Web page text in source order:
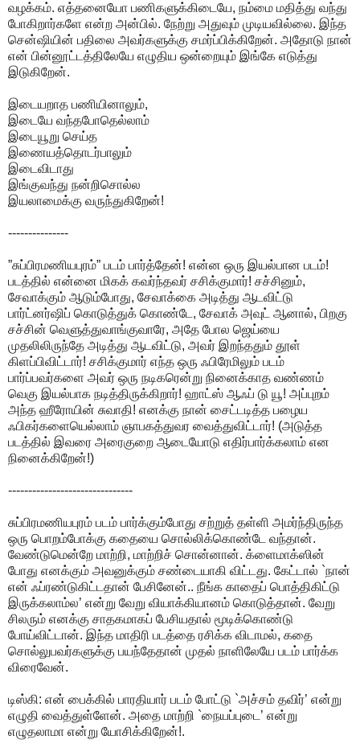
வழக்கம். எத்தனையோ பணிகளுக்கிடையே, நம்மை மதித்து வந்து
போகிறார்களே என்ற அன்பில். நேற்று அதுவும் முடியவில்லை. இந்த
சென்ஷியின் பதிலை அவர்களுக்கு சமர்ப்பிக்கிறேன். அதோடு நான்
என் பின்னூட்டத்திலேயே எழுதிய ஒன்றையும் இங்கே எடுத்து
இடுகிறேன்.
இடையறாத பணியினாலும்,
இடையே வந்தபோதெல்லாம்
இடையூறு செய்த
இணையத்தொடர்பாலும்
இடைவிடாது
இங்குவந்து நன்றிசொல்ல
இயலாமைக்கு வருந்துகிறேன்!
---------------
”சுப்பிரமணியபுரம்” படம் பார்த்தேன்! என்ன ஒரு இயல்பான படம்!
படத்தில் என்னை மிகக் கவர்ந்தவர் சசிக்குமார்! சச்சினும்,
சேவாக்கும் ஆடும்போது, சேவாக்கை அடித்து ஆடவிட்டு
பார்ட்னர்ஷிப் கொடுத்துக் கொண்டே, சேவாக் அவுட் ஆனால், பிறகு
சச்சின் வெளுத்துவாங்குவாரே, அதே போல ஜெய்யை
முதலிலிருந்தே அடித்து ஆடவிட்டு, அவர் இறந்ததும் தூள்
கிளப்பிவிட்டார்! சசிக்குமார் எந்த ஒரு ஃபிரேமிலும் படம்
பார்ப்பவர்களை அவர் ஒரு நடிகரென்று நினைக்காத வண்ணம்
வெகு இயல்பாக நடித்திருக்கிறார்! ஹாட்ஸ் ஆஃப் டு யூ! அப்புறம்
அந்த ஹீரோயின் சுவாதி! எனக்கு நான் சைட்டடித்த பழைய
ஃபிகர்களையெல்லாம் ஞாபகத்துவர வைத்துவிட்டார்! (அடுத்த
படத்தில் இவரை அரைகுறை ஆடையோடு எதிர்பார்க்கலாம் என
நினைக்கிறேன்!)
-------------------------------
சுப்பிரமணியபுரம் படம் பார்க்கும்போது சற்றுத் தள்ளி அமர்ந்திருந்த
ஒரு பொறம்போக்கு கதையை சொல்லிக்கொண்டே வந்தான்.
வேண்டுமென்றே மாற்றி, மாற்றிச் சொன்னான். க்ளைமாக்ஸின்
போது எனக்கும் அவனுக்கும் சண்டையாகி விட்டது. கேட்டால் `நான்
என் ஃப்ரண்டுகிட்டதான் பேசினேன்.. நீங்க காதைப் பொத்திகிட்டு
இருக்கலாம்ல’ என்று வேறு வியாக்கியானம் கொடுத்தான். வேறு
சிலரும் எனக்கு சாதகமாகப் பேசியதால் மூடிக்கொண்டு
போய்விட்டான். இந்த மாதிரி படத்தை ரசிக்க விடாமல், கதை
சொல்லுபவர்களுக்கு பயந்தேதான் முதல் நாளிலேயே படம் பார்க்க
விரைவேன்.
டிஸ்கி: என் பைக்கில் பாரதியார் படம் போட்டு `அச்சம் தவிர்’ என்று
எழுதி வைத்துள்ளேன். அதை மாற்றி `நையப்புடை’ என்று
எழுதலாமா என்று யோசிக்கிறேன்!.